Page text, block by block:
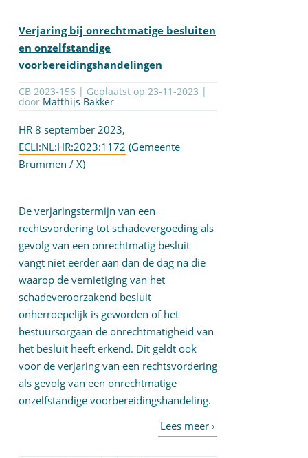
Verjaring bij onrechtmatige besluiten
en onzelfstandige
voorbereidingshandelingen
CB 2023-156 | Geplaatst op 23-11-2023 |
door Matthijs Bakker
HR 8 september 2023,
ECLI:NL:HR:2023:1172 (Gemeente
Brummen / X)
De verjaringstermijn van een
rechtsvordering tot schadevergoeding als
gevolg van een onrechtmatig besluit
vangt niet eerder aan dan de dag na die
waarop de vernietiging van het
schadeveroorzakend besluit
onherroepelijk is geworden of het
bestuursorgaan de onrechtmatigheid van
het besluit heeft erkend. Dit geldt ook
voor de verjaring van een rechtsvordering
als gevolg van een onrechtmatige
onzelfstandige voorbereidingshandeling.